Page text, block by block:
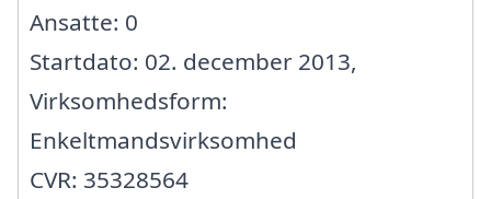
Ansatte: 0
Startdato: 02. december 2013,
Virksomhedsform:
Enkeltmandsvirksomhed
CVR: 35328564